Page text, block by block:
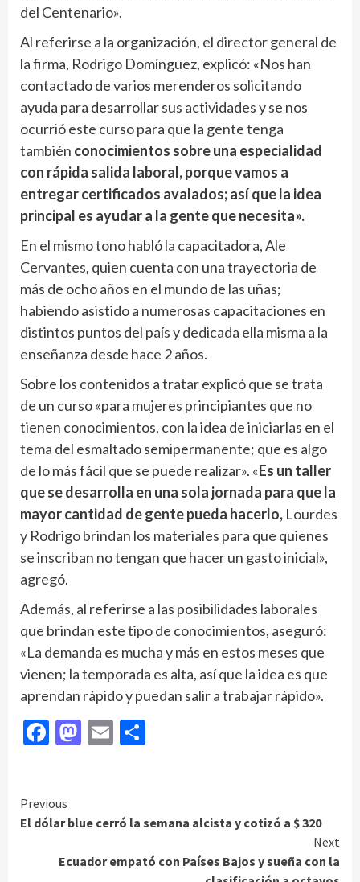
del Centenario».
Al referirse a la organización, el director general de
la firma, Rodrigo Domínguez, explicó: «Nos han
contactado de varios merenderos solicitando
ayuda para desarrollar sus actividades y se nos
ocurrió este curso para que la gente tenga
también conocimientos sobre una especialidad
con rápida salida laboral, porque vamos a
entregar certificados avalados; así que la idea
principal es ayudar a la gente que necesita».
En el mismo tono habló la capacitadora, Ale
Cervantes, quien cuenta con una trayectoria de
más de ocho años en el mundo de las uñas;
habiendo asistido a numerosas capacitaciones en
distintos puntos del país y dedicada ella misma a la
enseñanza desde hace 2 años.
Sobre los contenidos a tratar explicó que se trata
de un curso «para mujeres principiantes que no
tienen conocimientos, con la idea de iniciarlas en el
tema del esmaltado semipermanente; que es algo
de lo más fácil que se puede realizar». «Es un taller
que se desarrolla en una sola jornada para que la
mayor cantidad de gente pueda hacerlo, Lourdes
y Rodrigo brindan los materiales para que quienes
se inscriban no tengan que hacer un gasto inicial»,
agregó.
Además, al referirse a las posibilidades laborales
que brindan este tipo de conocimientos, aseguró:
«La demanda es mucha y más en estos meses que
vienen; la temporada es alta, así que la idea es que
aprendan rápido y puedan salir a trabajar rápido».
Facebook
Mastodon
Email
Continue
Reading
Previous
El dólar blue cerró la semana alcista y cotizó a $ 320
Next
Ecuador empató con Países Bajos y sueña con la